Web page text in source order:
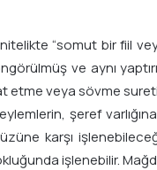
“somut bir fiil
ve aynı
etme veya sövme
şeref
karşı
işlenebilir.